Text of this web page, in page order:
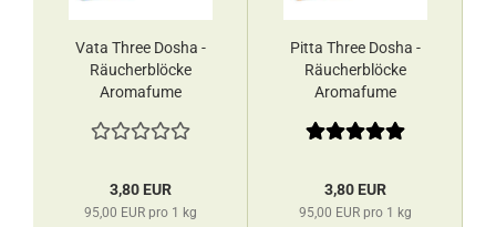
Vata Three Dosha -
Räucherblöcke
Aromafume
3,80 EUR
95,00 EUR pro 1 kg
Pitta Three Dosha -
Räucherblöcke
Aromafume
3,80 EUR
95,00 EUR pro 1 kg